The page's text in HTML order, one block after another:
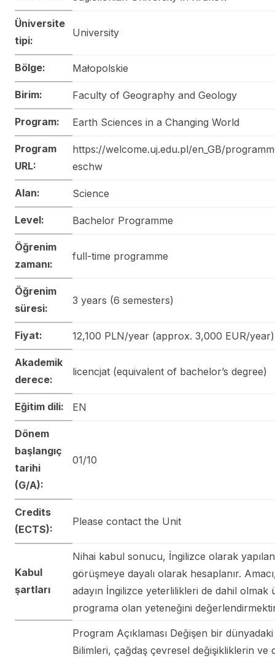
Üniversite
tipi:
University
Bölge: Małopolskie
Birim: Faculty of Geography and Geology
Program: Earth Sciences in a Changing World
Program
URL:
https://welcome.uj.edu.pl/en_GB/
eschw
Alan: Science
Level: Bachelor Programme
Öğrenim
zamanı:
full-time programme
Öğrenim
süresi:
3 years (6 semesters)
Fiyat: 12,100 PLN/year (approx. 3,000 EUR/year)
Akademik
derece:
licencjat (equivalent of bachelor’s degree)
Eğitim dili: EN
Dönem
başlangıç
tarihi
(G/A):
01/10
Credits
(ECTS):
Please contact the Unit
Kabul
şartları
Nihai kabul sonucu, İngilizce olarak yapılan
görüşmeye dayalı olarak hesaplanır.
adayın İngilizce yeterlilikleri de dahil olmak
programa olan yeteneğini
Program Açıklaması Değişen bir
Bilimleri, çağdaş çevresel değişikliklerin ve